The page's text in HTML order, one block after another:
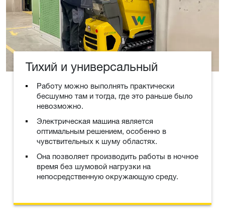
Тихий и универсальный
Работу можно выполнять практически
бесшумно там и тогда, где это раньше было
невозможно.
Электрическая машина является
оптимальным решением, особенно в
чувствительных к шуму областях.
Она позволяет производить работы в ночное
время без шумовой нагрузки на
непосредственную окружающую среду.